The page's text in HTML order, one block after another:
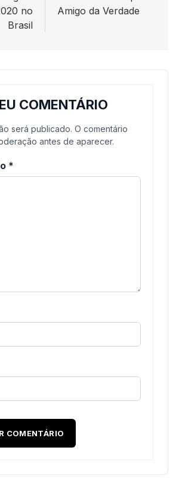
no
Brasil
Amigo da Verdade
COMENTÁRIO
será publicado. O comentário
antes de aparecer.
*